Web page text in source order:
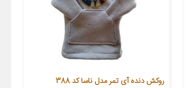
روکش دنده آی تمر مدل ناسا کد 388